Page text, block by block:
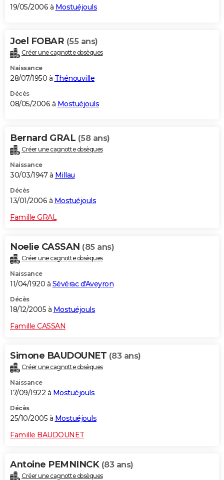
19/05/2006 à Mostuéjouls
Joel FOBAR (55 ans)
Créer une cagnotte obsèques
Naissance
28/07/1950 à Thénouville
Décès
08/05/2006 à Mostuéjouls
Bernard GRAL (58 ans)
Créer une cagnotte obsèques
Naissance
30/03/1947 à Millau
Décès
13/01/2006 à Mostuéjouls
Famille GRAL
Noelie CASSAN (85 ans)
Créer une cagnotte obsèques
Naissance
11/04/1920 à Sévérac d'Aveyron
Décès
18/12/2005 à Mostuéjouls
Famille CASSAN
Simone BAUDOUNET (83 ans)
Créer une cagnotte obsèques
Naissance
17/09/1922 à Mostuéjouls
Décès
25/10/2005 à Mostuéjouls
Famille BAUDOUNET
Antoine PEMNINCK (83 ans)
Créer une cagnotte obsèques